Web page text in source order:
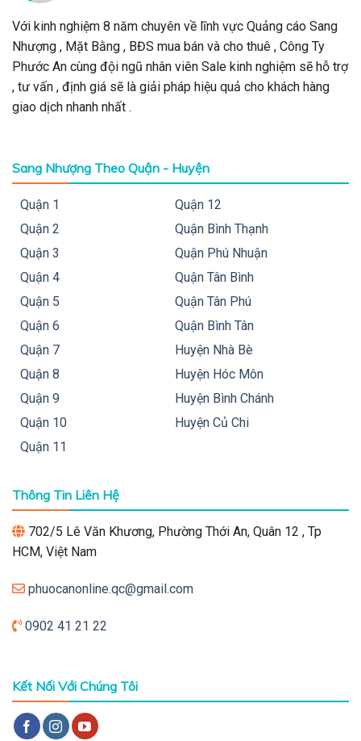
Với kinh nghiệm 8 năm chuyên về lĩnh vực Quảng cáo Sang
Nhượng , Mặt Bằng , BĐS mua bán và cho thuê , Công Ty
Phước An cùng đội ngũ nhân viên Sale kinh nghiệm sẽ hỗ trợ
, tư vấn , định giá sẽ là giải pháp hiệu quả cho khách hàng
giao dịch nhanh nhất .
Sang Nhượng Theo Quận - Huyện
Quận 1
Quận 2
Quận 3
Quận 4
Quận 5
Quận 6
Quận 7
Quận 8
Quận 9
Quận 10
Quận 11
Quận 12
Quận Bình Thạnh
Quận Phú Nhuận
Quận Tân Bình
Quận Tân Phú
Quận Bình Tân
Huyện Nhà Bè
Huyện Hóc Môn
Huyện Bình Chánh
Huyện Củ Chi
Thông Tin Liên Hệ
702/5 Lê Văn Khương, Phường Thới An, Quân 12 , Tp
HCM, Việt Nam
phuocanonline.qc@gmail.com
0902 41 21 22
Kết Nối Với Chúng Tôi